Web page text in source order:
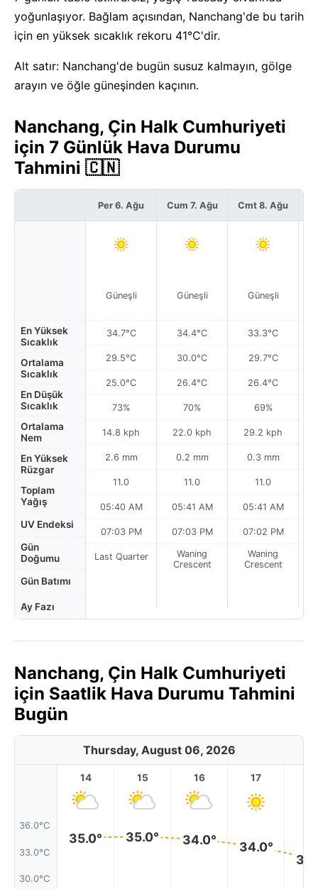
yoğunlaşıyor. Bağlam açısından, Nanchang'de bu tarih
için en yüksek sıcaklık rekoru 41°C'dir.
Alt satır: Nanchang'de bugün susuz kalmayın, gölge
arayın ve öğle güneşinden kaçının.
Nanchang, Çin Halk Cumhuriyeti
için 7 Günlük Hava Durumu
Tahmini 🇨🇳
En Yüksek
Sıcaklık
Ortalama
Sıcaklık
En Düşük
Sıcaklık
Ortalama
Nem
En Yüksek
Rüzgar
Toplam
Yağış
UV Endeksi
Gün
Doğumu
Gün Batımı
Ay Fazı
Per 6. Ağu
Güneşli
34.7°C
29.5°C
25.0°C
73%
14.8 kph
2.6 mm
11.0
05:40 AM
07:03 PM
Last Quarter
Cum 7. Ağu
Güneşli
34.4°C
30.0°C
26.4°C
70%
22.0 kph
0.2 mm
11.0
05:41 AM
07:03 PM
Waning
Crescent
Cmt 8. Ağu
Güneşli
33.3°C
29.7°C
26.4°C
69%
29.2 kph
0.3 mm
11.0
05:41 AM
07:02 PM
Waning
Crescent
Nanchang, Çin Halk Cumhuriyeti
için Saatlik Hava Durumu Tahmini
Bugün
Thursday, August 06, 2026
36.0°C
33.0°C
30.0°C
14
35.0°
15
35.0°
16
34.0°
17
34.0°